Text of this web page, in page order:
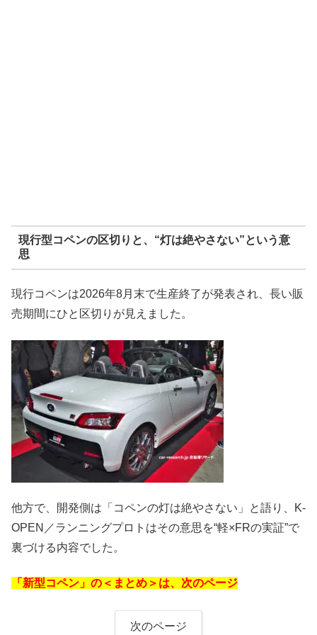
現行型コペンの区切りと、“灯は絶やさない”という意
思
現行コペンは2026年8月末で生産終了が発表され、長い販
売期間にひと区切りが見えました。
他方で、開発側は「コペンの灯は絶やさない」と語り、K-
OPEN／ランニングプロトはその意思を“軽×FRの実証”で
裏づける内容でした。
「新型コペン」の＜まとめ＞は、次のページ
次のページ